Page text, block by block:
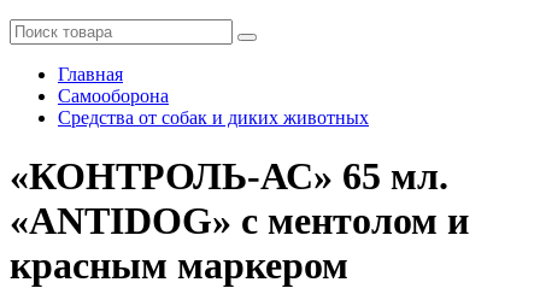
Главная
Самооборона
Средства от собак и диких животных
«КОНТРОЛЬ-АС» 65 мл.
«ANTIDOG» с ментолом и
красным маркером